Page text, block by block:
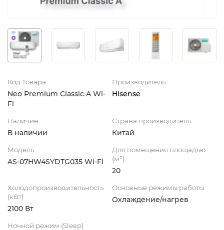
Код Товара
Neo Premium Classic A Wi-
Fi
Производитель
Hisense
Наличие:
В наличии
Страна производитель
Китай
Модель
AS-07HW4SYDTG035 Wi-Fi
Для помещения площадью
(м²)
20
Холодопроизводительность
(кВт)
2100 Вт
Основные режимы работы
Охлаждение/нагрев
Ночной режим (Sleep)